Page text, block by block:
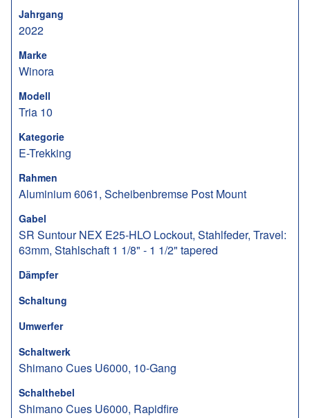
Jahrgang
2022
Marke
Winora
Modell
Tria 10
Kategorie
E-Trekking
Rahmen
Aluminium 6061, Scheibenbremse Post Mount
Gabel
SR Suntour NEX E25-HLO Lockout, Stahlfeder, Travel:
63mm, Stahlschaft 1 1/8" - 1 1/2" tapered
Dämpfer
Schaltung
Umwerfer
Schaltwerk
Shimano Cues U6000, 10-Gang
Schalthebel
Shimano Cues U6000, Rapidfire